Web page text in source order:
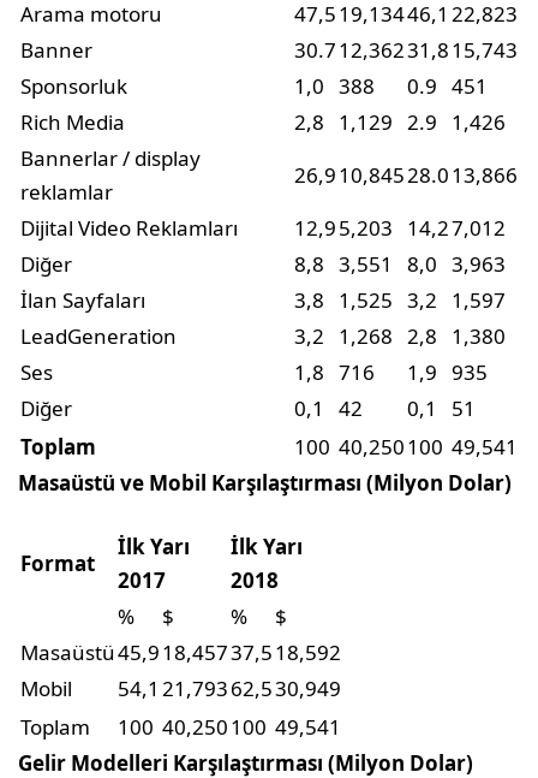
Arama motoru
47,519,13446,1 22,823
Banner
30.712,36231,815,743
Sponsorluk
1,0 388 0.9 451
Rich Media
2,8 1,129 2.9
1,426
Bannerlar / display
reklamlar
26,910,84528.013,866
Dijital Video Reklamları
12,95,203 14,27,012
Diğer
8,8 3,551 8,0 3,963
İlan Sayfaları
3,8 1,525 3,2
1,597
LeadGeneration
3,2 1,268 2,8
1,380
Ses
1,8 716 1,9 935
Diğer
0,1 42 0,1
51
Toplam
100 40,250100 49,541
Masaüstü ve Mobil Karşılaştırması (Milyon Dolar)
Format
İlk Yarı
2017
İlk Yarı
2018
%
$ %
$
Masaüstü45,918,45737,518,592
Mobil
54,1 21,79362,530,949
Toplam
100 40,250100 49,541
Gelir Modelleri Karşılaştırması (Milyon Dolar)